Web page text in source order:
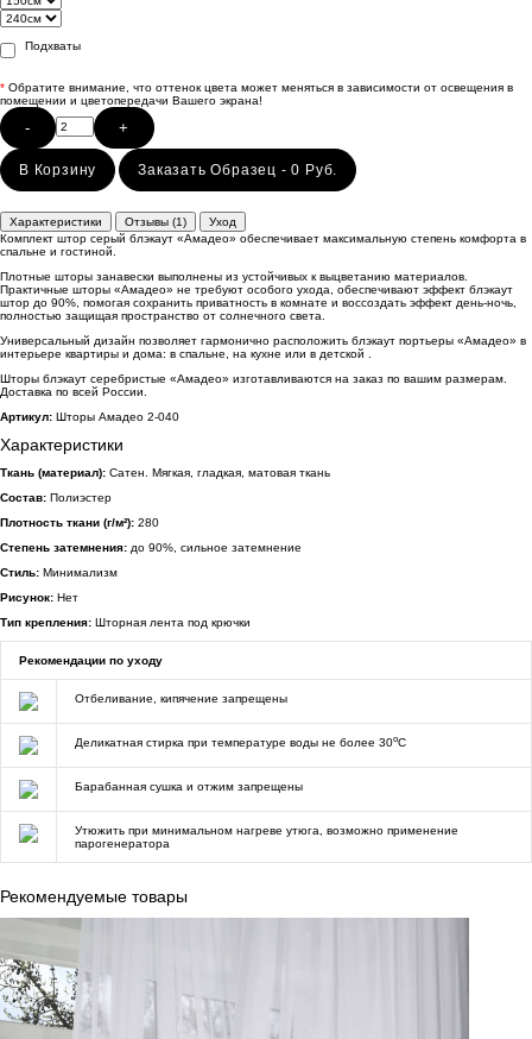
Подхваты
* Обратите внимание, что оттенок цвета может меняться в зависимости от освещения в
помещении и цветопередачи Вашего экрана!
- +
В Корзину Заказать Образец - 0 Руб.
Характеристики Отзывы (1)
Уход
Комплект штор серый блэкаут «Амадео» обеспечивает максимальную степень комфорта в
спальне и гостиной.
Плотные шторы занавески выполнены из устойчивых к выцветанию материалов.
Практичные шторы «Амадео» не требуют особого ухода, обеспечивают эффект блэкаут
штор до 90%, помогая сохранить приватность в комнате и воссоздать эффект день-ночь,
полностью защищая пространство от солнечного света.
Универсальный дизайн позволяет гармонично расположить блэкаут портьеры «Амадео» в
интерьере квартиры и дома: в спальне, на кухне или в детской .
Шторы блэкаут серебристые «Амадео» изготавливаются на заказ по вашим размерам.
Доставка по всей России.
Артикул: Шторы Амадео 2-040
Характеристики
Ткань (материал): Сатен. Мягкая, гладкая, матовая ткань
Состав: Полиэстер
Плотность ткани (г/м²): 280
Степень затемнения: до 90%, сильное затемнение
Стиль: Минимализм
Рисунок: Нет
Тип крепления: Шторная лента под крючки
Рекомендации по уходу
Отбеливание, кипячение запрещены
Деликатная стирка при температуре воды не более 30oC
Барабанная сушка и отжим запрещены
Утюжить при минимальном нагреве утюга, возможно применение
парогенератора
Рекомендуемые товары